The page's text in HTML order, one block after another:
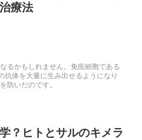
療法
るかもしれません。免疫細胞である
抗体を大量に生み出せるようになり
防いだのです。
？ヒトとサルのキメラ